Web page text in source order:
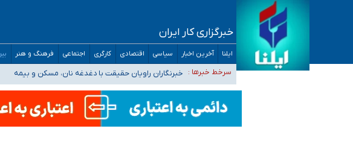
خبرگزاری کار ایران
ایلنا آخرین اخبار سیاسی اقتصادی کارگری اجتماعی فرهنگ و هنر
سرخط خبرها :
تعویق آزمون ورودی دکترای تخصصی فرماندهی صحنه عملیات و
خبرنگاران راویان حقیقت با دغدغه نان، مسکن و بیمه
آخرین وضعیت شیوع عفونت‌های تنفسی در کشور/ خوزستان
هیچ پرستاری بازداشت یا اخراج نشده است/ از رئیس جمهور خواستیم ورود
ثبت‌نام بخش عمده دانش‌آموزان مدارس ایرانی امارات در کشور/